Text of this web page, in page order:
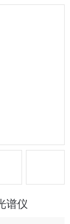
谱仪